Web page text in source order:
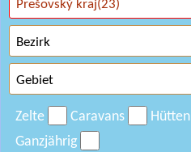
Zelte Caravans Hütten
Ganzjährig